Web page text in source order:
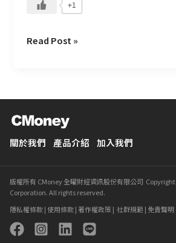
+1
Read Post »
關於我們 產品介紹 加入我們
版權所有 CMoney 全曜財經資訊股份有限公司
Corporation. All rights reserved.
隱私權條款|使用條款| 著作權政策| 社群規範 | 免責聲明